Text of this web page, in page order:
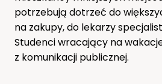
potrzebują dotrzeć do
na zakupy, do lekarzy
Studenci wracający na
z komunikacji publicznej.